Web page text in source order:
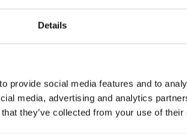
Details
provide social media features and to
media, advertising and analytics
they’ve collected from your use of
WEWNĘTRZNE
Wszystkie części są
rygorystycznie testowane w
naszych zakładach